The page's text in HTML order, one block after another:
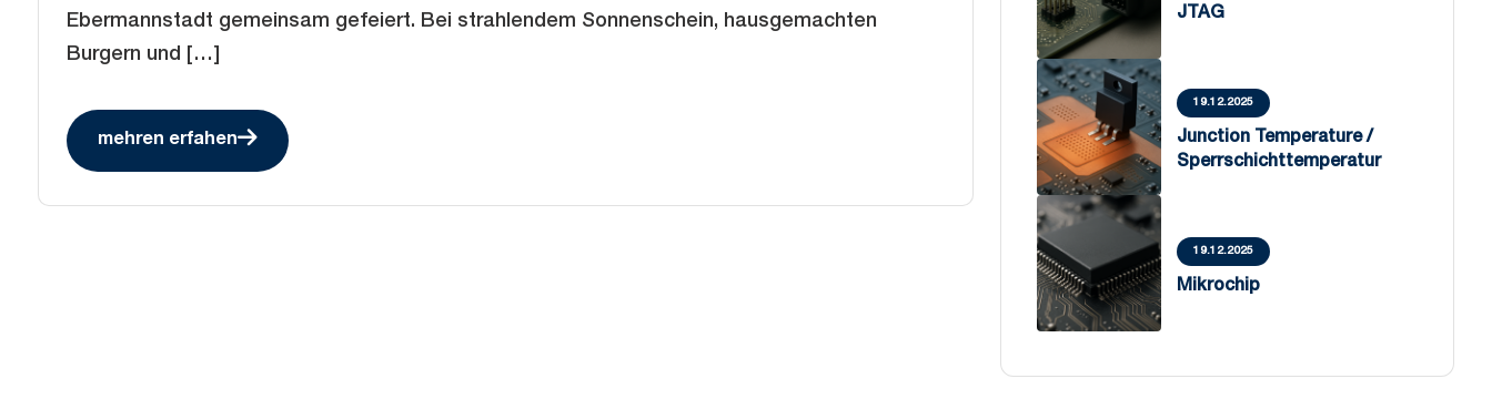
Ebermannstadt gemeinsam gefeiert. Bei strahlendem Sonnenschein, hausgemachten
Burgern und […]
mehren erfahen
JTAG
19.12.2025
Junction Temperature /
Sperrschichttemperatur
19.12.2025
Mikrochip